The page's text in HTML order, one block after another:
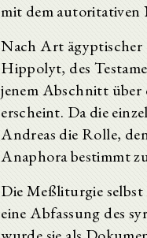
mit dem autoritativen
Nach Art ägyptischer
Hippolyt, des
jenem Abschnitt über
erscheint. Da die
Andreas die Rolle,
Anaphora bestimmt
Die Meßliturgie selbst
eine Abfassung des